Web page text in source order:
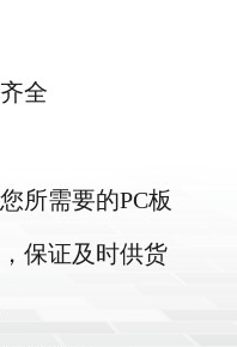
全
所需要的PC板
保证及时供货